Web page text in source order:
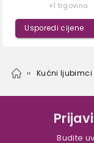
+1 trgovina
Usporedi cijene
Kućni ljubimci
Budite